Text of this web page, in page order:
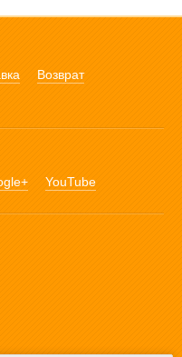
Возврат
YouTube